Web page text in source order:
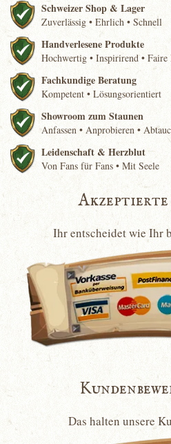
Schweizer Shop & Lager
Zuverlässig • Ehrlich • Schnell
Handverlesene Produkte
Hochwertig • Inspirirend • Faire
Fachkundige Beratung
Kompetent • Lösungsorientiert
Showroom zum Staunen
Anfassen • Anprobieren •
Leidenschaft & Herzblut
Von Fans für Fans • Mit Seele
Akzeptierte
Ihr entscheidet wie Ihr
Das halten unsere